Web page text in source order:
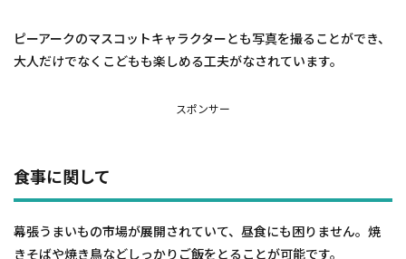
ピーアークのマスコットキャラクターとも写真を撮ることができ、
大人だけでなくこどもも楽しめる工夫がなされています。
スポンサー
食事に関して
幕張うまいもの市場が展開されていて、昼食にも困りません。焼
きそばや焼き鳥などしっかりご飯をとることが可能です。